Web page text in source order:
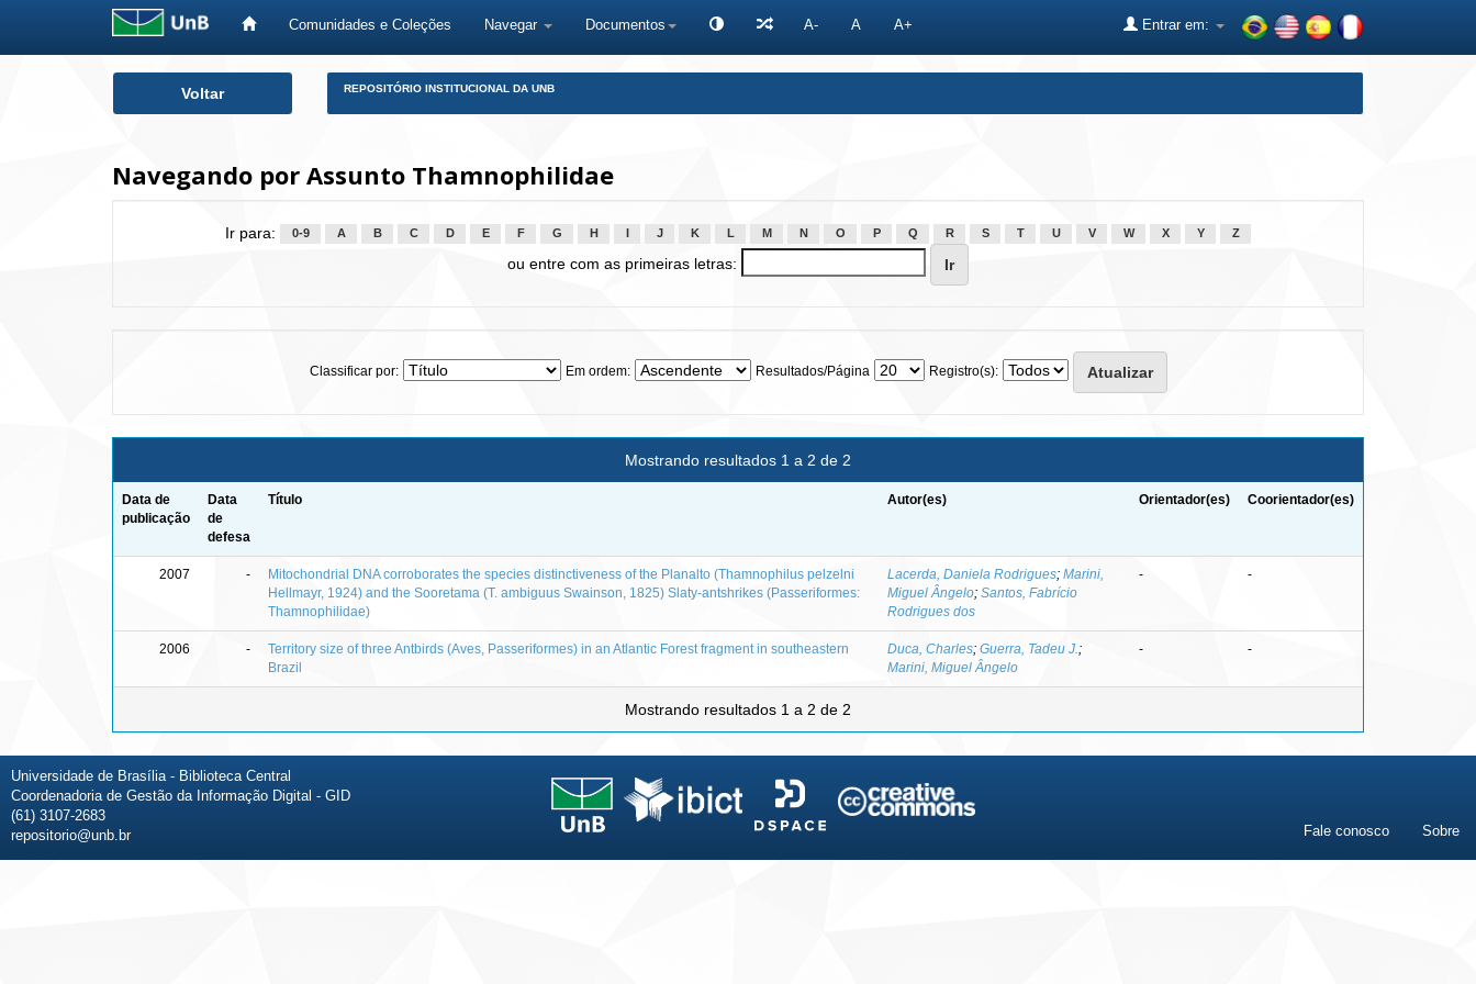
Comunidades e Coleções Navegar Documentos A- A A+ Entrar em:
Voltar REPOSITÓRIO INSTITUCIONAL DA UNB
Navegando por Assunto Thamnophilidae
Ir para: 0-9 A B C D E F G H J K L M N O P Q R S T U V W X Y Z
ou entre com as primeiras letras:
Classificar por: Em ordem: Resultados/Página Registro(s):
Mostrando resultados 1 a 2 de 2
Data de
publicação
Data
de
defesa
Título Autor(es) Orientador(es) Coorientador(es)
2007 -
Mitochondrial DNA corroborates the species distinctiveness of the Planalto (Thamnophilus pelzelni
Hellmayr, 1924) and the Sooretama (T. ambiguus Swainson, 1825) Slaty-antshrikes (Passeriformes:
Thamnophilidae)
Lacerda, Daniela Rodrigues; Marini,
Miguel Ângelo; Santos, Fabrício
Rodrigues dos
- -
2006 -
Territory size of three Antbirds (Aves, Passeriformes) in an Atlantic Forest fragment in southeastern
Brazil
Duca, Charles; Guerra, Tadeu J. ;
Marini, Miguel Ângelo
- -
Mostrando resultados 1 a 2 de 2
Universidade de Brasília - Biblioteca Central
Coordenadoria de Gestão da Informação Digital - GID
(61) 3107-2683
repositorio@unb.br
Fale conosco Sobre